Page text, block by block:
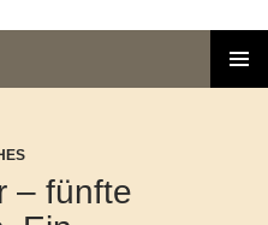
– fünfte